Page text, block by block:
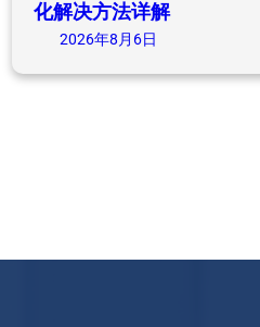
化解决方法详解
2026年8月6日